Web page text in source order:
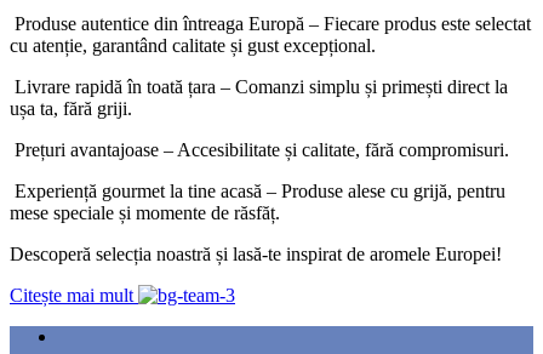
Produse autentice din întreaga Europă – Fiecare produs este selectat
cu atenție, garantând calitate și gust excepțional.
Livrare rapidă în toată țara – Comanzi simplu și primești direct la
ușa ta, fără griji.
Prețuri avantajoase – Accesibilitate și calitate, fără compromisuri.
Experiență gourmet la tine acasă – Produse alese cu grijă, pentru
mese speciale și momente de răsfăț.
Descoperă selecția noastră și lasă-te inspirat de aromele Europei!
Citește mai mult